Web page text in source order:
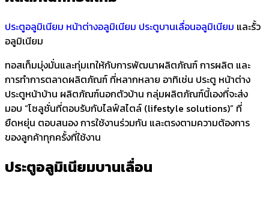
ประตูอลูมิเนียม หน้าต่างอลูมิเนียม ประตูบานเลื่อนอลูมิเนียม และรั้ว
อลูมิเนียม
ทอสเท็มมุ่งมั่นและทุ่มเทให้กับการพัฒนาผลิตภัณฑ์ การผลิต และ
การทำการตลาดผลิตภัณฑ์ ที่หลากหลาย อาทิเช่น ประตู หน้าต่าง
ประตูหน้าบ้าน ผลิตภัณฑ์นอกตัวบ้าน กลุ่มผลิตภัณฑ์นี้เองที่จะส่ง
มอบ “โซลูชั่นที่ตอบรับกับไลฟ์สไตล์ (lifestyle solutions)” ที่
ยืดหยุ่น ตอบสนอง การใช้งานร่วมกัน และตรงตามความต้องการ
ของลูกค้าทุกครั้งที่ใช้งาน
ประตูอลูมิเนียมบานเลื่อน